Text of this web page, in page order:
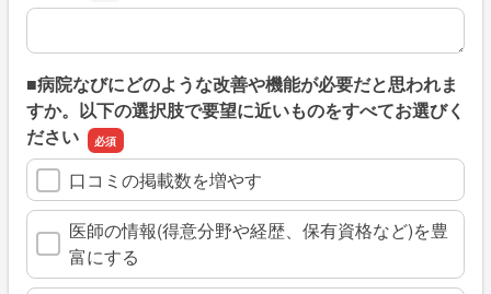
上記のように回答された具体的な理由があればご記入くだ
■病院なびにどのような改善や機能が必要だと思われま
すか。以下の選択肢で要望に近いものをすべてお選びく
ださい
口コミの掲載数を増やす
医師の情報(得意分野や経歴、保有資格など)を豊
富にする